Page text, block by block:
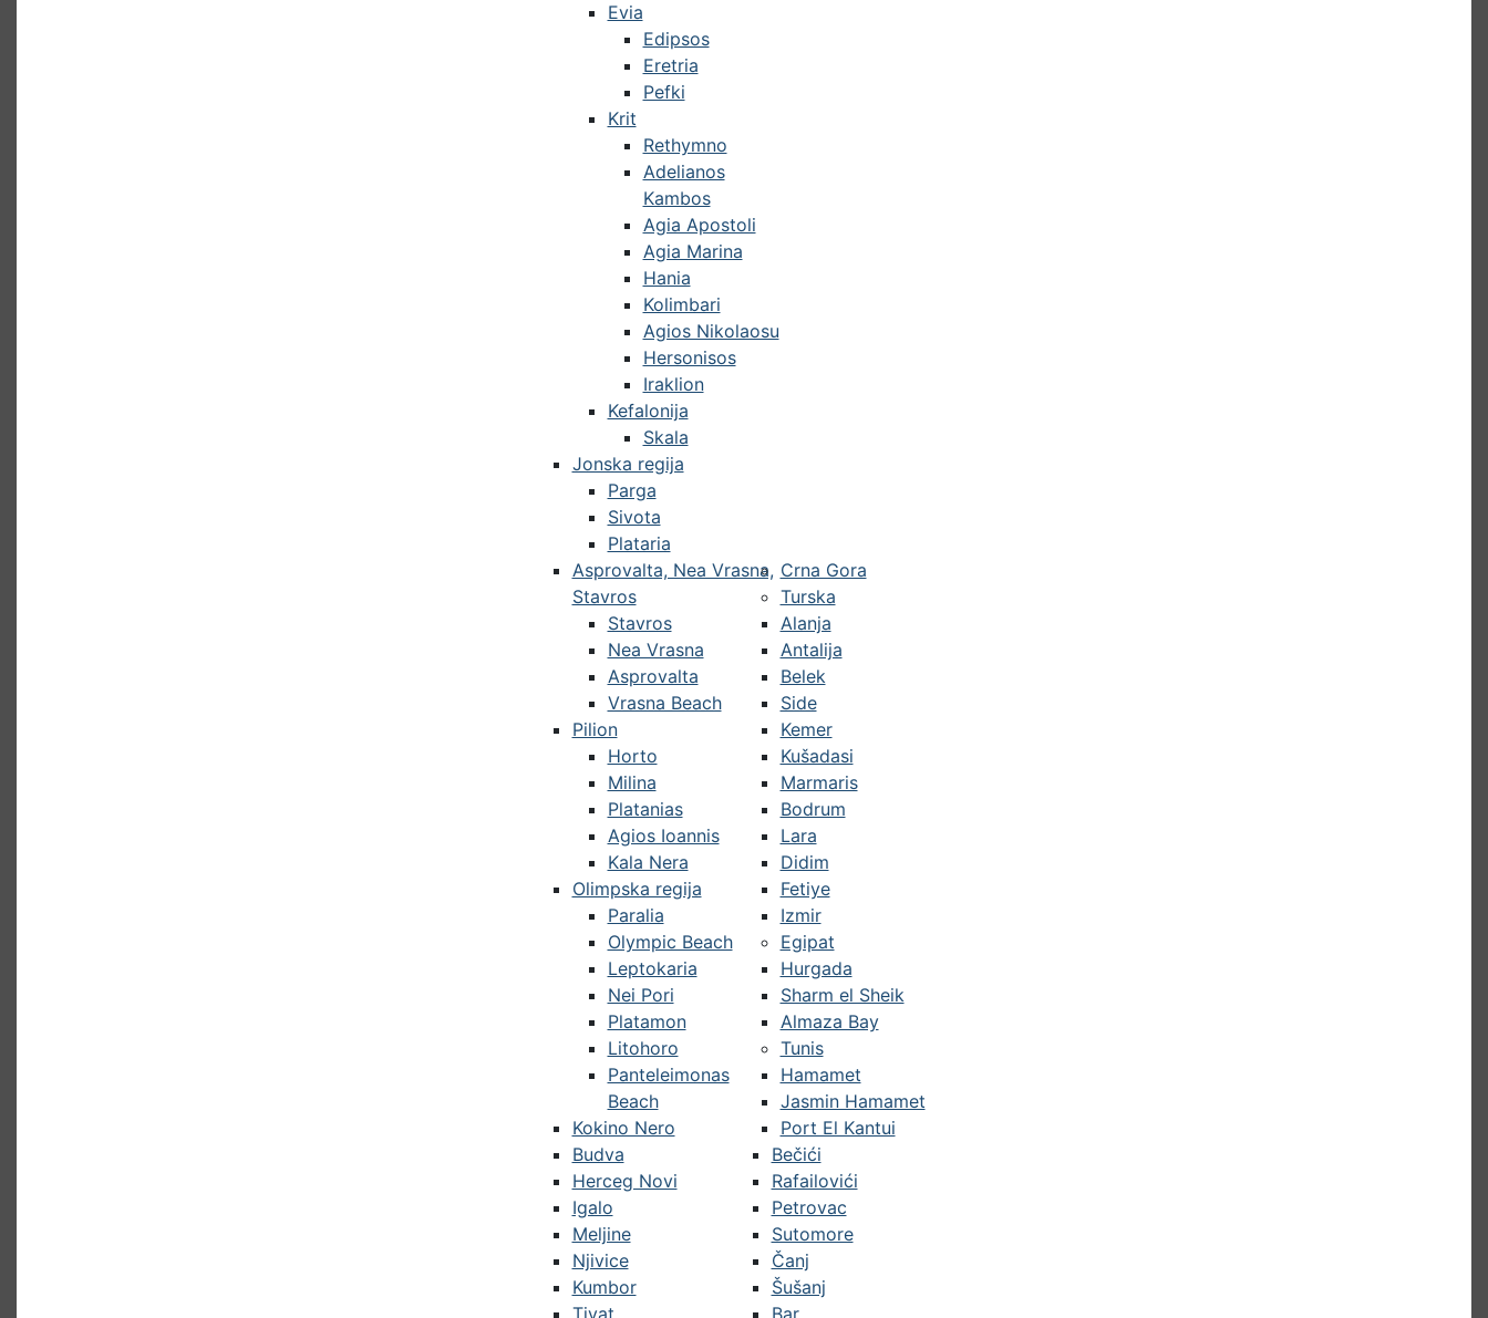
Evia
Edipsos
Eretria
Pefki
Krit
Rethymno
Adelianos
Kambos
Agia Apostoli
Agia Marina
Hania
Kolimbari
Agios Nikolaosu
Hersonisos
Iraklion
Kefalonija
Skala
Jonska regija
Parga
Sivota
Plataria
Asprovalta, Nea Vrasna,
Stavros
Stavros
Nea Vrasna
Asprovalta
Vrasna Beach
Pilion
Horto
Milina
Platanias
Agios Ioannis
Kala Nera
Olimpska regija
Paralia
Olympic Beach
Leptokaria
Nei Pori
Platamon
Litohoro
Panteleimonas
Beach
Kokino Nero
Crna Gora
Budva
Herceg Novi
Igalo
Meljine
Njivice
Kumbor
Tivat
Bečići
Rafailovići
Petrovac
Sutomore
Čanj
Šušanj
Bar
Turska
Alanja
Antalija
Belek
Side
Kemer
Kušadasi
Marmaris
Bodrum
Lara
Didim
Fetiye
Izmir
Egipat
Hurgada
Sharm el Sheik
Almaza Bay
Tunis
Hamamet
Jasmin Hamamet
Port El Kantui